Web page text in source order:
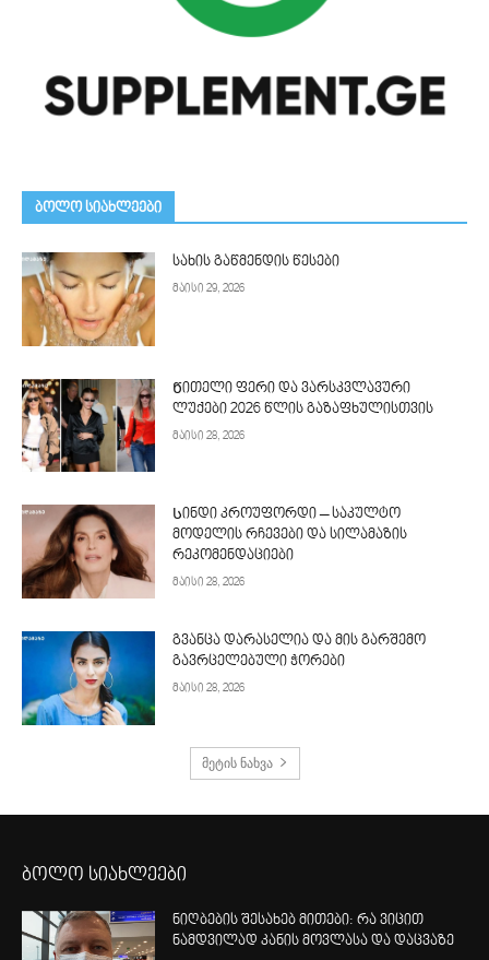
ᲑᲝᲚᲝ ᲡᲘᲐᲮᲚᲔᲔᲑᲘ
სახის გაწმენდის წესები
მაისი 29, 2026
Წითელი ფერი და ვარსკვლავური
ლუქები 2026 წლის გაზაფხულისთვის
მაისი 28, 2026
Სინდი კროუფორდი – საკულტო
მოდელის რჩევები და სილამაზის
რეკომენდაციები
მაისი 28, 2026
გვანცა დარასელია და მის გარშემო
გავრცელებული ჭორები
მაისი 28, 2026
მეტის ნახვა
ბოლო სიახლეები
ნიღბების შესახებ მითები: რა ვიცით
ნამდვილად კანის მოვლასა და დაცვაზე